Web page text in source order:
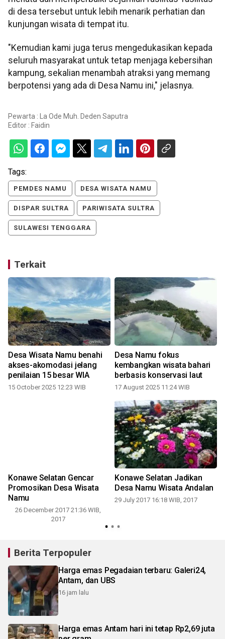
di desa tersebut untuk lebih menarik perhatian dan
kunjungan wisata di tempat itu.
"Kemudian kami juga terus mengedukasikan kepada
seluruh masyarakat untuk tetap menjaga kebersihan
kampung, sekalian menambah atraksi yang memang
berpotensi yang ada di Desa Namu ini," jelasnya.
Pewarta : La Ode Muh. Deden Saputra
Editor : Faidin
Tags:
PEMDES NAMU DESA WISATA NAMU
DISPAR SULTRA PARIWISATA SULTRA
SULAWESI TENGGARA
Terkait
Desa Wisata Namu benahi
akses-akomodasi jelang
penilaian 15 besar WIA
15 October 2025 12:23 WIB
Desa Namu fokus
kembangkan wisata bahari
berbasis konservasi laut
17 August 2025 11:24 WIB
Konawe Selatan Gencar
Promosikan Desa Wisata
Namu
26 December 2017 21:36 WIB,
2017
Konawe Selatan Jadikan
Desa Namu Wisata Andalan
29 July 2017 16:18 WIB, 2017
Berita Terpopuler
Harga emas Pegadaian terbaru: Galeri24,
Antam, dan UBS
16 jam lalu
Harga emas Antam hari ini tetap Rp2,69 juta